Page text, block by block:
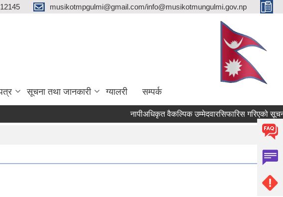
musikotmpgulmi@gmail.com/info@musikotmungulmi.gov.np
सूचना तथा जानकारी ग्यालरी सम्पर्क
नापीअधिकृत वैकल्पिक उम्मेदवारसिफारिस गरिएको सूचना।